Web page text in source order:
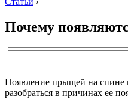
Почему
Появление прыщей на спине
разобраться в причинах ее